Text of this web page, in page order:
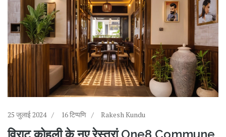
25 जुलाई 2024 16 टिप्पणि Rakesh Kundu